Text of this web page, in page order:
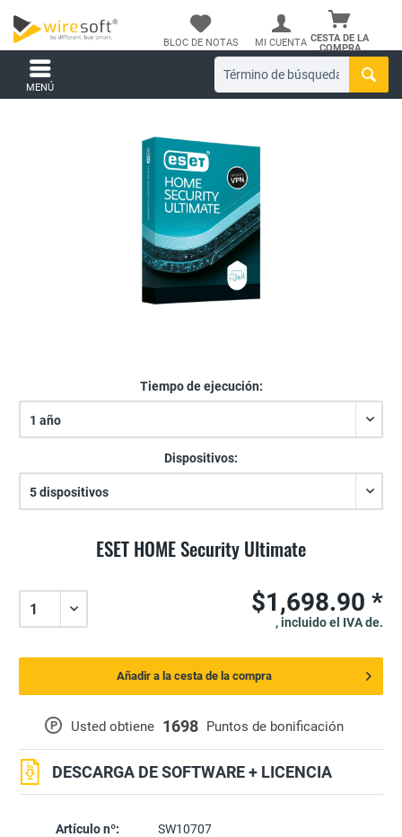
CESTA DE LA
COMPRA
BLOC DE NOTAS MI CUENTA
MENÚ
ESET HOME Security Ultimate
Tiempo de ejecución:
Dispositivos:
Artículo nº:
SW10707
P Usted obtiene 1698 Puntos de bonificación
DESCARGA DE SOFTWARE + LICENCIA
$1,698.90 *
, incluido el IVA de.
Añadir a la cesta de la compra